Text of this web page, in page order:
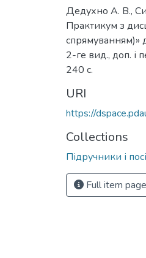
Дедухно А. В.,
Практикум з
спрямуванням)»
2-ге вид., доп. і
240 с.
URI
https://
Collections
Підручники і
Full item page